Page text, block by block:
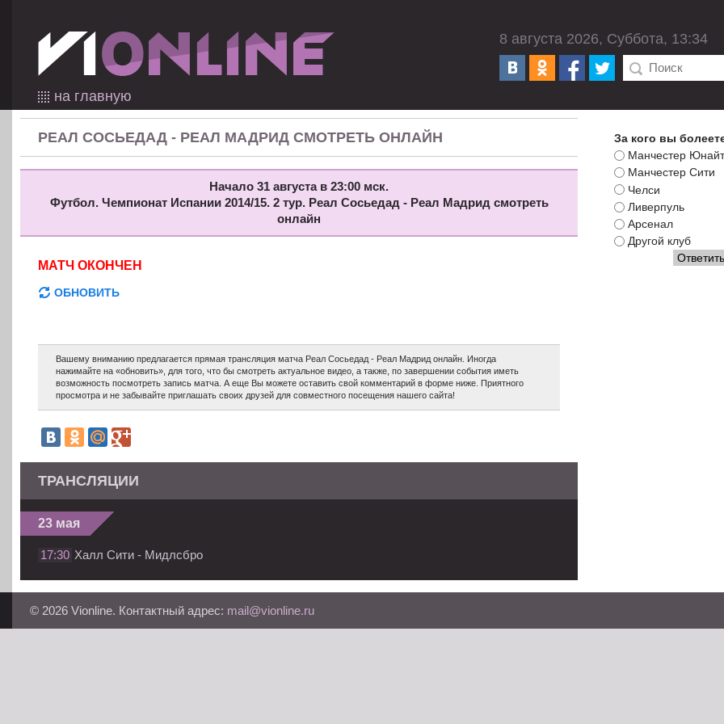
на главную
8 августа 2026, Суббота, 13:34
РЕАЛ СОСЬЕДАД - РЕАЛ МАДРИД СМОТРЕТЬ ОНЛАЙН
Начало 31 августа в 23:00 мск.
Футбол. Чемпионат Испании 2014/15. 2 тур. Реал Сосьедад - Реал Мадрид смотреть
онлайн
МАТЧ ОКОНЧЕН
ОБНОВИТЬ
Вашему вниманию предлагается прямая трансляция матча Реал Сосьедад - Реал Мадрид онлайн. Иногда
нажимайте на «обновить», для того, что бы смотреть актуальное видео, а также, по завершении события иметь
возможность посмотреть запись матча. А еще Вы можете оставить свой комментарий в форме ниже. Приятного
просмотра и не забывайте приглашать своих друзей для совместного посещения нашего сайта!
ТРАНСЛЯЦИИ
23 мая
17:30 Халл Сити - Мидлсбро
За кого вы
Манчестер
Манчестер Сити
Челси
Ливерпуль
Арсенал
Другой клуб
© 2026 Vionline. Контактный адрес: mail@vionline.ru